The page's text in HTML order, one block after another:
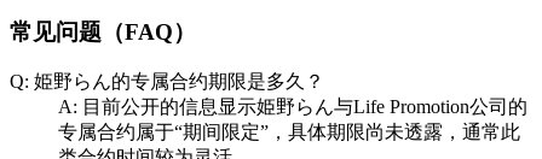
常见问题（FAQ）
Q: 姫野らん的专属合约期限是多久？
A: 目前公开的信息显示姫野らん与Life Promotion公司的
专属合约属于“期间限定”，具体期限尚未透露，通常此